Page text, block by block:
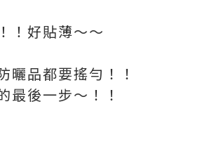
！好貼薄～～
曬品都要搖勻！！
最後一步～！！